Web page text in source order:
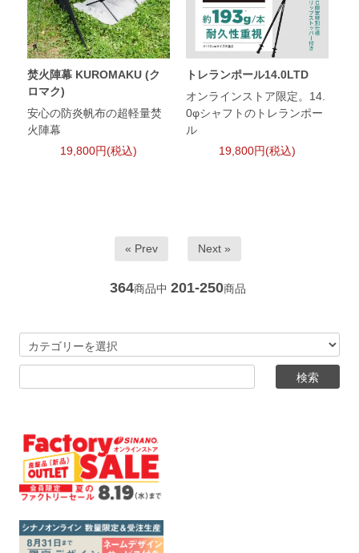
焚火陣幕 KUROMAKU (ク
ロマク)
安心の防炎帆布の超軽量焚
火陣幕
19,800円(税込)
トレランポール14.0LTD
オンラインストア限定。14.
0φシャフトのトレランポー
ル
19,800円(税込)
« Prev Next »
364商品中 201-250商品